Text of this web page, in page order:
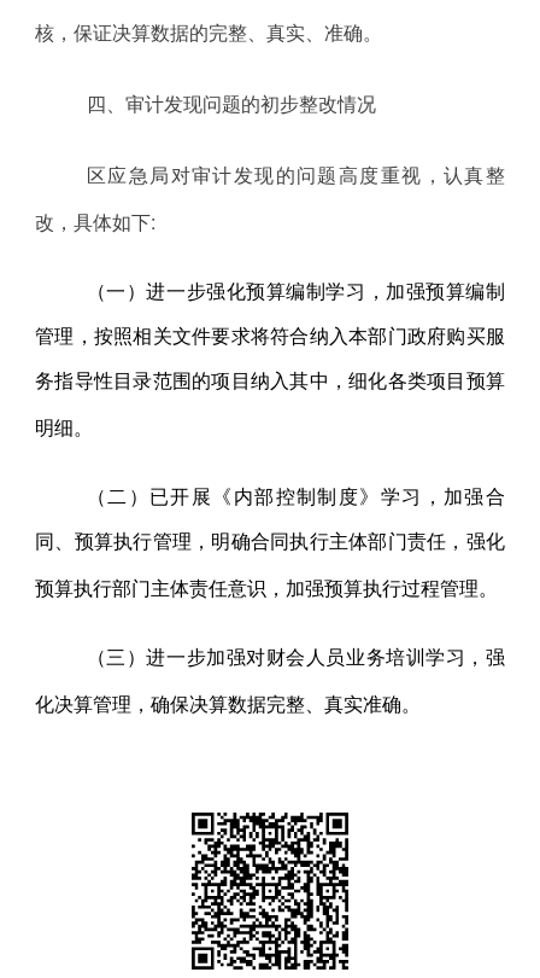
核，保证决算数据的完整、真实、准确。
四、审计发现问题的初步整改情况
区应急局对审计发现的问题高度重视，认真整
改，具体如下:
（一）进一步强化预算编制学习， 加强预算编制
管理， 按照相关文件要求将符合纳入本部门政府购买服
务指导性目录范围的项目纳入其中，细化各类项目预算
明细。
（二） 已开展《内部控制制度》学习，加强合
同、预算执行管理，明确合同执行主体部门责任，强化
预算执行部门主体责任意识，加强预算执行过程管理。
（三）进一步加强对财会人员业务培训学习，强
化决算管理，确保决算数据完整、真实准确。